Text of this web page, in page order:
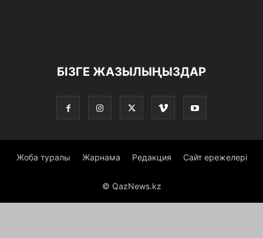
БІЗГЕ ЖАЗЫЛЫҢЫЗДАР
Жоба туралы Жарнама Редакция Сайт ережелері
© QazNews.kz